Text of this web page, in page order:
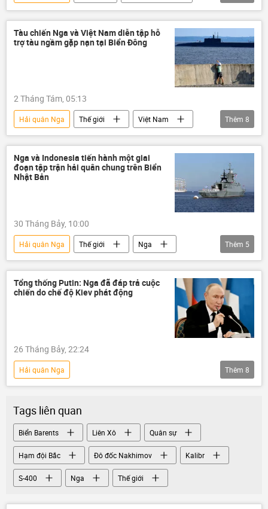
Liên Xô
Quân sự
Thế giới
Biển Barents
Đô đốc Nakhimov
hải quân
tàu sân bay
Tàu chiến Nga và Việt Nam diễn tập hỗ
trợ tàu ngầm gặp nạn tại Biển Đông
2 Tháng Tám, 05:13
Hải quân Nga Thế giới
Việt Nam
Nga
Liên bang Nga
hợp tác
Hợp tác Nga-Việt
quan hệ song phương
quan hệ quốc tế
Hải quân Việt Nam
Thêm 8
Nga và Indonesia tiến hành một giai
đoạn tập trận hải quân chung trên Biển
Nhật Bản
30 Tháng Bảy, 10:00
Hải quân Nga Thế giới
Nga
Indonesia
biển Nhật Bản
Quân sự
cuộc tập trận
Hạm đội Thái Bình Dương
Thêm 5
Tổng thống Putin: Nga đã đáp trả cuộc
chiến do chế độ Kiev phát động
26 Tháng Bảy, 22:24
Hải quân Nga
Chiến dịch quân sự đặc biệt tại Ukraina
Nga
Cuộc khủng hoảng ở Ukraina
Thế giới
hải quân
St. Petersburg
Vladimir Putin
Thêm 8
Tags liên quan
Biển Barents Liên Xô Quân sự
Hạm đội Bắc Đô đốc Nakhimov Kalibr
S-400 Nga Thế giới